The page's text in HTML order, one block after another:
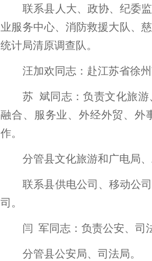
联系县人大、政协、纪委
业服务中心、 消防救援大队、
统计局清原调查队。
汪加欢同志： 赴江苏省徐
苏 斌同志：负责文化旅游
融合、服务业、外经外贸、外
作。
分管县文化旅游和广电局、
联系县供电公司、 移动公
司 。
闫 军同志：负责公安、司
分管县公安局、司法局。